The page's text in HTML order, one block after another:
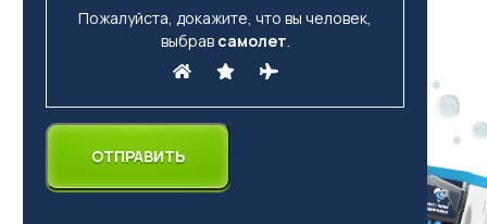
Пожалуйста, докажите, что вы человек,
выбравсамолет